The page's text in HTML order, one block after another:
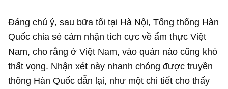
Đáng chú ý, sau bữa tối tại Hà Nội, Tổng thống Hàn
Quốc chia sẻ cảm nhận tích cực về ẩm thực Việt
Nam, cho rằng ở Việt Nam, vào quán nào cũng khó
thất vọng. Nhận xét này nhanh chóng được truyền
thông Hàn Quốc dẫn lại, như một chi tiết cho thấy